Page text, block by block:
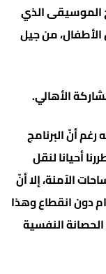
الموسيقى الذي
من الأطفال، من جيل
الأهالي.
أنّ البرنامج
أحيانا لنقل
الآمنة، إلا أنّ
دون انقطاع وهذا
النفسية